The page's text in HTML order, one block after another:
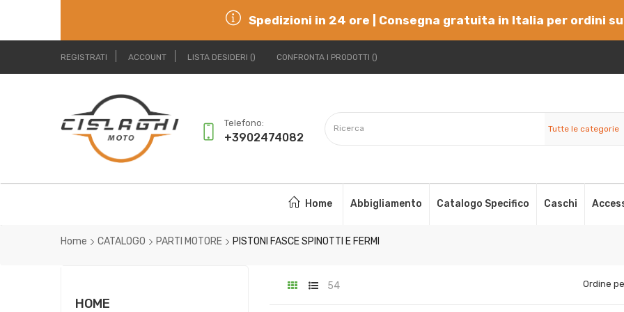
Spedizioni in 24 ore | Consegna gratuita in Italia per ordini
REGISTRATI ACCOUNT LISTA DESIDERI CONFRONTA I PRODOTTI
Telefono:
+3902474082
Tutte le categorie
Home Abbigliamento Catalogo Specifico Caschi
Home CATALOGO PARTI MOTORE PISTONI FASCE SPINOTTI E FERMI
HOME
54 Ordine